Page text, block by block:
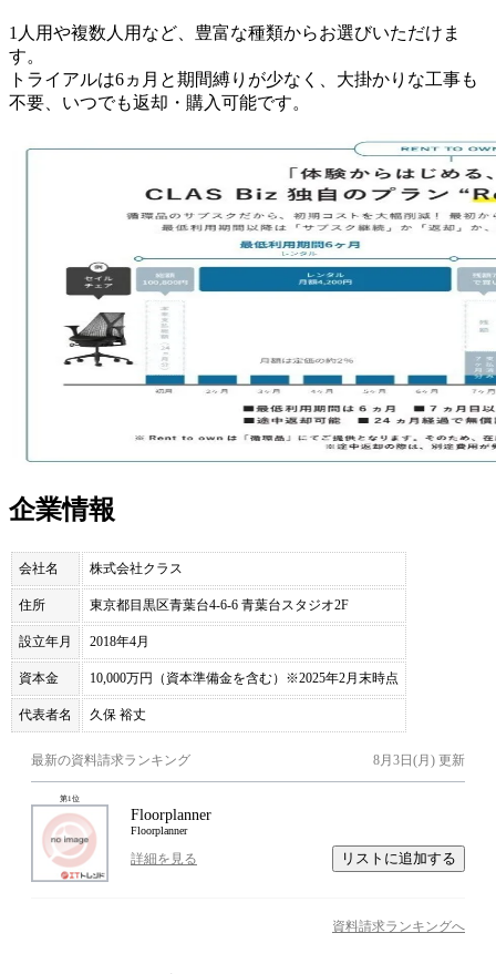
1人用や複数人用など、豊富な種類からお選びいただけま
す。
トライアルは6ヵ月と期間縛りが少なく、大掛かりな工事も
不要、いつでも返却・購入可能です。
企業情報
会社名 株式会社クラス
住所 東京都目黒区青葉台4-6-6 青葉台スタジオ2F
設立年月 2018年4月
資本金 10,000万円（資本準備金を含む）※2025年2月末時点
代表者名 久保 裕丈
最新の資料請求ランキング 8月3日(月) 更新
第1位
Floorplanner
Floorplanner
詳細を見る リストに追加する
資料請求ランキングへ